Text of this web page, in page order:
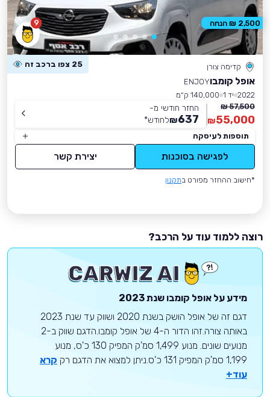
9
קדימה צורן 25 צפו ברכב זה
אופל קומבוENJOY
2022 יד 1
140,000 ק״מ
57,500 ₪
55,000
₪
החזר חודשי מ-
637
₪לחודש*
תוספות לעיסקה
לפגישה בסוכנות יצירת קשר
*חישוב ההחזר מפורט בתקנון
2,500 ₪ הנחה
רוצה ללמוד עוד על הרכב?
מידע על אופל קומבו שנת 2023
דגם זה של אופל הושק בשנת 2020 ושווק עד שנת 2023
באותה צורה.זהו הדור ה-4 של אופל קומבו.הדגם שווק ב-2
מנועים שונים. מנוע 1,499 סמ'ק המפיק 130 כ'ס, מנוע
1,199 סמ'ק המפיק 131 כ'ס.ניתן למצוא את הדגם רק
קרא
עוד+